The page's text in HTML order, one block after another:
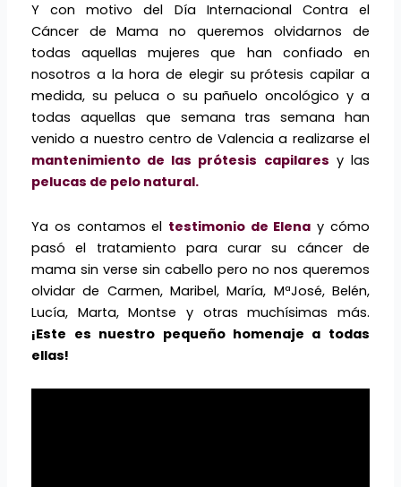
Y con motivo del Día Internacional Contra el
Cáncer de Mama no queremos olvidarnos de
todas aquellas mujeres que han confiado en
nosotros a la hora de elegir su prótesis capilar a
medida, su peluca o su pañuelo oncológico y a
todas aquellas que semana tras semana han
venido a nuestro centro de Valencia a realizarse el
mantenimiento de las prótesis capilares y las
pelucas de pelo natural.
Ya os contamos el testimonio de Elena y cómo
pasó el tratamiento para curar su cáncer de
mama sin verse sin cabello pero no nos queremos
olvidar de Carmen, Maribel, María, MªJosé, Belén,
Lucía, Marta, Montse y otras muchísimas más.
¡Este es nuestro pequeño homenaje a todas
ellas!